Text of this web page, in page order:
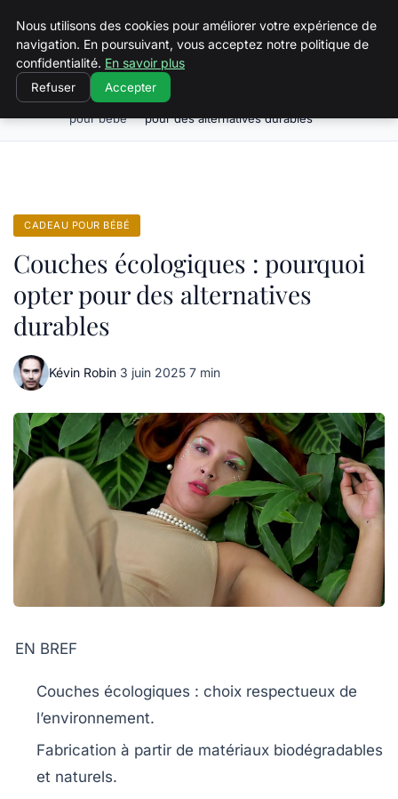
Squeakyswing.com
Cadeau
pour bébé
Couches écologiques : pourquoi opter
pour des alternatives durables
CADEAU POUR BÉBÉ
Couches écologiques : pourquoi
opter pour des alternatives
durables
Kévin Robin·3 juin 2025·7 min
EN BREF
Couches écologiques : choix respectueux de
l’environnement.
Fabrication à partir de matériaux biodégradables
et naturels.
Nous utilisons des cookies pour améliorer votre expérience de
navigation. En poursuivant, vous acceptez notre politique de
confidentialité. En savoir plus
Refuser Accepter